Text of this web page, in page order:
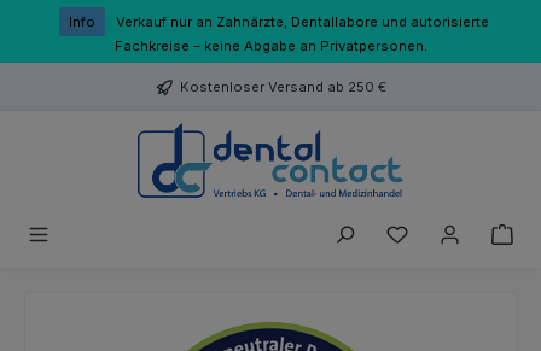
Zum Hauptinhalt springen
Info
Verkauf nur an Zahnärzte, Dentallabore und autorisierte
Fachkreise – keine Abgabe an Privatpersonen.
Kostenloser Versand ab 250 €
Du hast 0